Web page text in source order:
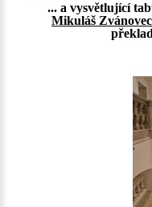
... a vysvětlující
Mikuláš Zvánovec